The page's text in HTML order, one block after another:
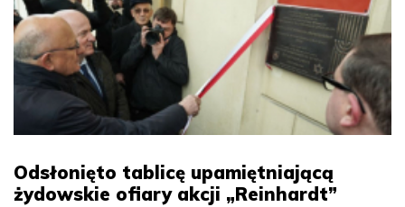
Odsłonięto tablicę upamiętniającą
żydowskie ofiary akcji „Reinhardt”